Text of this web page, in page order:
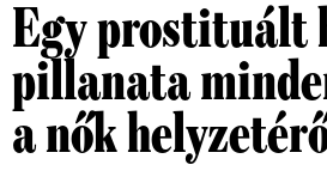
Egy prostituált
pillanata
a nők